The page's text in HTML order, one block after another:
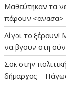
Μαθεύτηκαν τα
πάρουν <ανασα> !
Λίγοι το ξέρουν!
να βγουν στη
Σοκ στην
δήμαρχος –